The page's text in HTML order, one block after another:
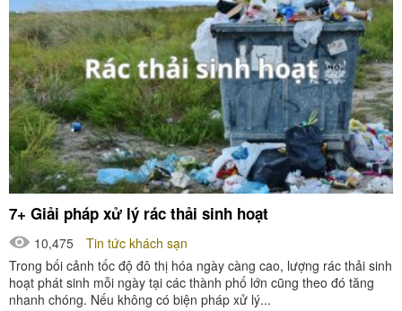
7+ Giải pháp xử lý rác thải sinh hoạt
10,475
Tin tức khách sạn
Trong bối cảnh tốc độ đô thị hóa ngày càng cao, lượng rác thải sinh
hoạt phát sinh mỗi ngày tại các thành phố lớn cũng theo đó tăng
nhanh chóng. Nếu không có biện pháp xử lý...